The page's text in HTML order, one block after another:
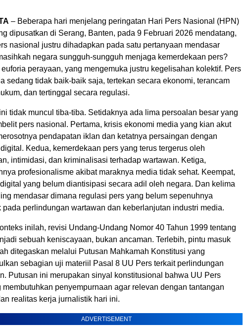
– Beberapa hari menjelang peringatan Hari Pers Nasional (HPN)
dipusatkan di Serang, Banten, pada 9 Februari 2026 mendatang,
nasional justru dihadapkan pada satu pertanyaan mendasar
negara sungguh-sungguh menjaga kemerdekaan pers?
perayaan, yang mengemuka justru kegelisahan kolektif. Pers
sedang tidak baik-baik saja, tertekan secara ekonomi, terancam
dan tertinggal secara regulasi.
tidak muncul tiba-tiba. Setidaknya ada lima persoalan besar yang
pers nasional. Pertama, krisis ekonomi media yang kian akut
pendapatan iklan dan ketatnya persaingan dengan
Kedua, kemerdekaan pers yang terus tergerus oleh
intimidasi, dan kriminalisasi terhadap wartawan. Ketiga,
profesionalisme akibat maraknya media tidak sehat. Keempat,
yang belum diantisipasi secara adil oleh negara. Dan kelima
mendasar dimana regulasi pers yang belum sepenuhnya
pada perlindungan wartawan dan keberlanjutan industri media.
inilah, revisi Undang-Undang Nomor 40 Tahun 1999 tentang
sebuah keniscayaan, bukan ancaman. Terlebih, pintu masuk
ditegaskan melalui Putusan Mahkamah Konstitusi yang
sebagian uji materiil Pasal 8 UU Pers terkait perlindungan
Putusan ini merupakan sinyal konstitusional bahwa UU Pers
membutuhkan penyempurnaan agar relevan dengan tantangan
realitas kerja jurnalistik hari ini.
ADVERTISEMENT